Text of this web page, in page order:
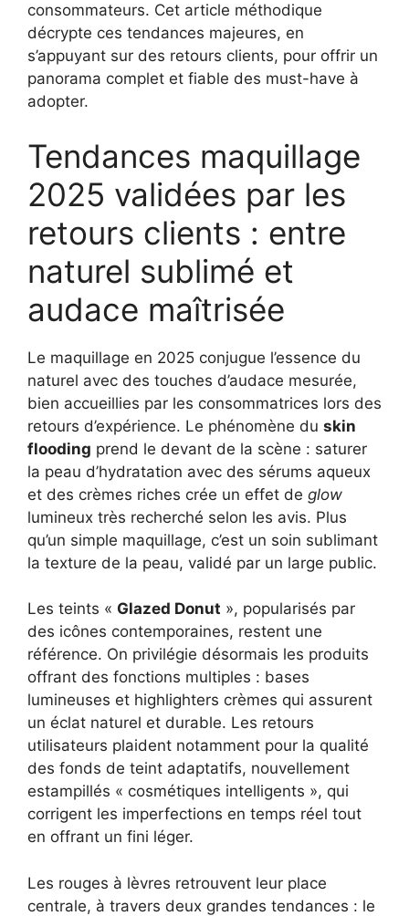
consommateurs. Cet article méthodique
décrypte ces tendances majeures, en
s’appuyant sur des retours clients, pour offrir un
panorama complet et fiable des must-have à
adopter.
Tendances maquillage
2025 validées par les
retours clients : entre
naturel sublimé et
audace maîtrisée
Le maquillage en 2025 conjugue l’essence du
naturel avec des touches d’audace mesurée,
bien accueillies par les consommatrices lors des
retours d’expérience. Le phénomène du skin
flooding prend le devant de la scène : saturer
la peau d’hydratation avec des sérums aqueux
et des crèmes riches crée un effet de glow
lumineux très recherché selon les avis. Plus
qu’un simple maquillage, c’est un soin sublimant
la texture de la peau, validé par un large public.
Les teints « Glazed Donut », popularisés par
des icônes contemporaines, restent une
référence. On privilégie désormais les produits
offrant des fonctions multiples : bases
lumineuses et highlighters crèmes qui assurent
un éclat naturel et durable. Les retours
utilisateurs plaident notamment pour la qualité
des fonds de teint adaptatifs, nouvellement
estampillés « cosmétiques intelligents », qui
corrigent les imperfections en temps réel tout
en offrant un fini léger.
Les rouges à lèvres retrouvent leur place
centrale, à travers deux grandes tendances : le